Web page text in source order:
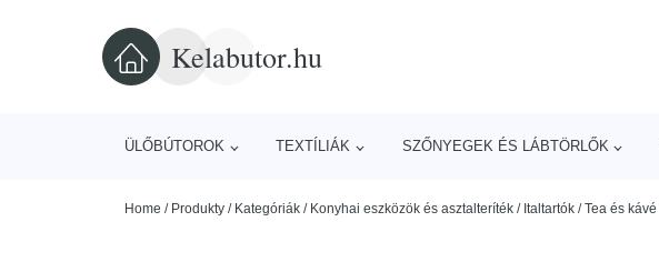
Kelabutor.hu
ÜLŐBÚTOROK TEXTÍLIÁK SZŐNYEGEK ÉS LÁBTÖRLŐK
Home / Produkty / Kategóriák / Konyhai eszközök és asztalteríték / Italtartók /Tea és kávé